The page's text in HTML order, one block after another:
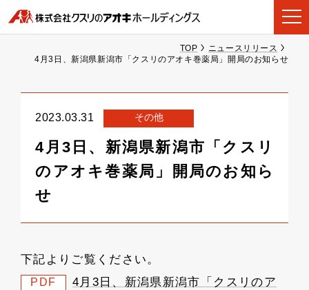
TOP
ニュースリリース
4月3日、新潟県新潟市「クスリのアオキ巻薬局」開局のお知らせ
2023.03.31 その他
4月3日、新潟県新潟市「クスリ
のアオキ巻薬局」開局のお知ら
せ
下記よりご覧ください。
PDF
4月3日、新潟県新潟市「クスリのア